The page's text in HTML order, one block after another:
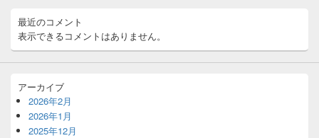
最近のコメント
表示できるコメントはありません。
アーカイブ
2026年2月
2026年1月
2025年12月